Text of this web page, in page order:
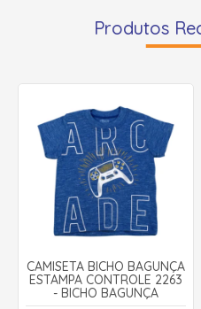
Produtos
CAMISETA BICHO BAGUNÇA
ESTAMPA CONTROLE 2263
- BICHO BAGUNÇA